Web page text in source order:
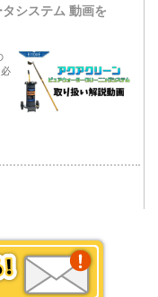
システム 動画を